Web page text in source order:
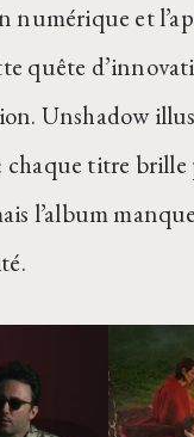
numérique et
quête
Unshadow
chaque titre brille
l’album